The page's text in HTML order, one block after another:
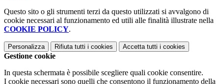
Questo sito o gli strumenti terzi da questo utilizzati si avvalgono di
cookie necessari al funzionamento ed utili alle finalità illustrate nella
COOKIE POLICY.
Personalizza Rifiuta tutti i cookies Accetta tutti i cookies
Gestione cookie
In questa schermata è possibile scegliere quali cookie consentire.
I cookie necessari sono quelli che consentono il funzionamento della